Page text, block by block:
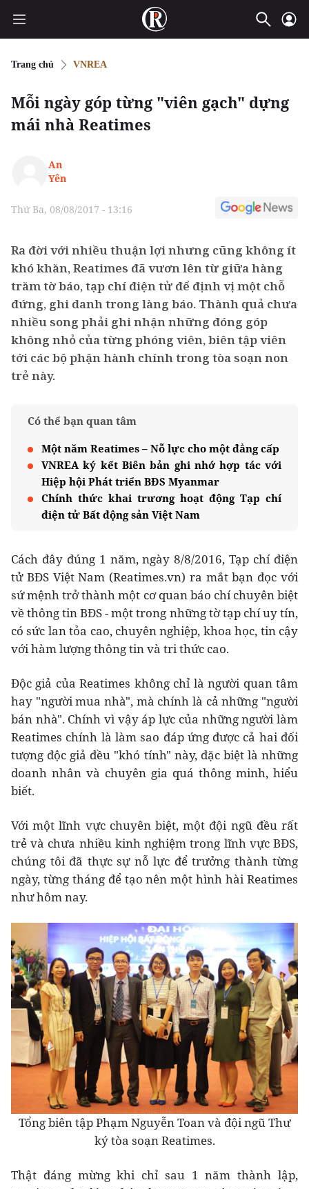
Trang chủ VNREA
Mỗi ngày góp từng "viên gạch" dựng
mái nhà Reatimes
An
Yên
Thứ Ba, 08/08/2017 - 13:16
Ra đời với nhiều thuận lợi nhưng cũng không ít
khó khăn, Reatimes đã vươn lên từ giữa hàng
trăm tờ báo, tạp chí điện tử để định vị một chỗ
đứng, ghi danh trong làng báo. Thành quả chưa
nhiều song phải ghi nhận những đóng góp
không nhỏ của từng phóng viên, biên tập viên
tới các bộ phận hành chính trong tòa soạn non
trẻ này.
Có thể bạn quan tâm
Một năm Reatimes – Nỗ lực cho một đẳng cấp
VNREA ký kết Biên bản ghi nhớ hợp tác với
Hiệp hội Phát triển BĐS Myanmar
Chính thức khai trương hoạt động Tạp chí
điện tử Bất động sản Việt Nam
Cách đây đúng 1 năm, ngày 8/8/2016, Tạp chí điện
tử BĐS Việt Nam (Reatimes.vn) ra mắt bạn đọc với
sứ mệnh trở thành một cơ quan báo chí chuyên biệt
về thông tin BĐS - một trong những tờ tạp chí uy tín,
có sức lan tỏa cao, chuyên nghiệp, khoa học, tin cậy
với hàm lượng thông tin và tri thức cao.
Độc giả của Reatimes không chỉ là người quan tâm
hay "người mua nhà", mà chính là cả những "người
bán nhà". Chính vì vậy áp lực của những người làm
Reatimes chính là làm sao đáp ứng được cả hai đối
tượng độc giả đều "khó tính" này, đặc biệt là những
doanh nhân và chuyên gia quá thông minh, hiểu
biết.
Với một lĩnh vực chuyên biệt, một đội ngũ đều rất
trẻ và chưa nhiều kinh nghiệm trong lĩnh vực BĐS,
chúng tôi đã thực sự nỗ lực để trưởng thành từng
ngày, từng tháng để tạo nên một hình hài Reatimes
như hôm nay.
Tổng biên tập Phạm Nguyễn Toan và đội ngũ Thư
ký tòa soạn Reatimes.
Thật đáng mừng khi chỉ sau 1 năm thành lập,